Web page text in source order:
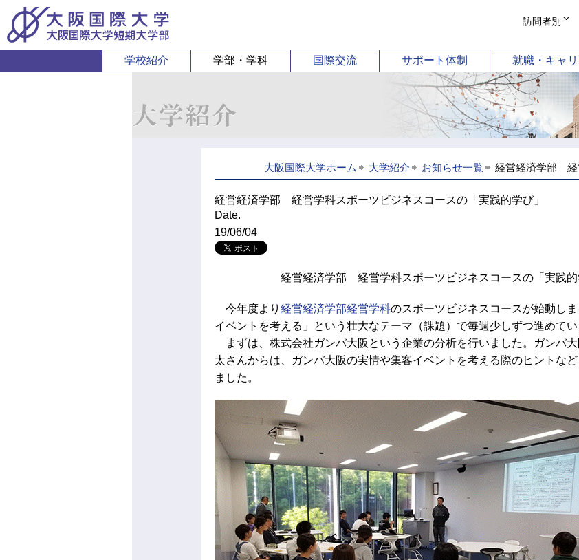
学校紹介 学部・学科
経営学科
国際教養学部
国際コミュニケーション学科
国際交流 サポート体制 就職・キャ
訪問者別
受験生の
在学生・
企業の方
卒業生 証
卒業生 就
科目等履
図書館
同窓会
English
简体中文
繁體中文
Korean
大阪国際大学ホーム 大学紹介 お知らせ一覧 経営経済学部 経
経営経済学部 経営学科スポーツビジネスコースの「実践的学び」
Date.
19/06/04
経営経済学部 経営学科スポーツビジネスコースの「実践的
今年度より 経営経済学部経営学科のスポーツビジネスコースが始動し
イベントを考える」という壮大なテーマ（課題）で毎週少しずつ進めてい
まずは、株式会社ガンバ大阪という企業の分析を行いました。ガンバ
太さんからは、ガンバ大阪の実情や集客イベントを考える際のヒントな
ました。